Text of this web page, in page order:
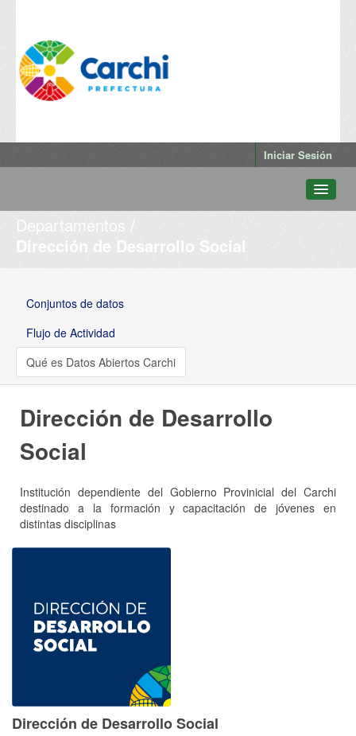
Iniciar Sesión
Conjuntos de datos
Departamentos
Qué es Datos Abiertos Carchi
Departamentos
Dirección de Desarrollo Social
Conjuntos de datos
Flujo de Actividad
Qué es Datos Abiertos Carchi
Dirección de Desarrollo
Social
Institución dependiente del Gobierno Provinicial del Carchi
destinado a la formación y capacitación de jóvenes en
distintas disciplinas
Dirección de Desarrollo Social